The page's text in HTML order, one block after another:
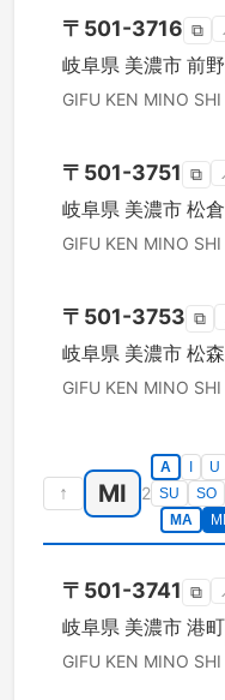
〒 501-3716 ⧉
岐阜県 美濃市 前野
GIFU KEN MINO SHI
〒 501-3751 ⧉
岐阜県 美濃市 松
GIFU KEN MINO SHI
〒 501-3753 ⧉
岐阜県 美濃市 松森
GIFU KEN MINO SHI
↑ MI 2
A U
SU
SO
MA
MI
〒 501-3741 ⧉
岐阜県 美濃市 港町
GIFU KEN MINO SHI